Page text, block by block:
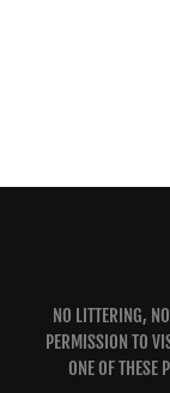
NO LITTERING,
PERMISSION TO
ONE OF THESE